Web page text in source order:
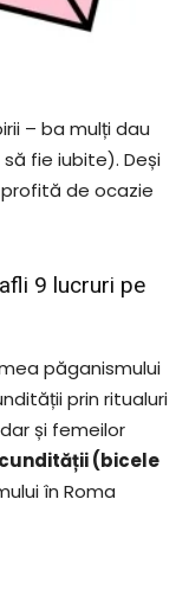
– ba mulți dau
fie iubite). Deși
de ocazie
9 lucruri pe
păganismului
prin ritualuri
și femeilor
(bicele
în Roma